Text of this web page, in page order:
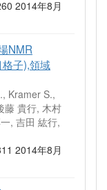
2014年8月
NMR
子),領域
Kramer S.,
藤 貴行, 木村
, 吉田 紘行,
2014年8月